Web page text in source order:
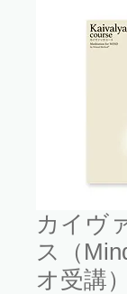
カイヴ
ス（
オ受講）